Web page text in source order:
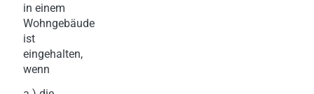
in einem
Wohngebäude
ist
eingehalten,
wenn